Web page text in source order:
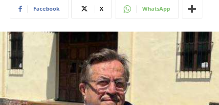
Facebook X WhatsApp